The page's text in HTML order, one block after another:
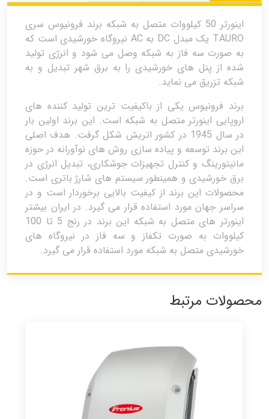
اینورتر 50 کیلووات متصل به شبکه برند فرونیوس سری
TAURO یک مبدل DC به AC نیروگاه خورشیدی است که
به صورت سه فاز به شبکه وصل می شود و انرژی تولید
شده از پنل های خورشیدی را به برق شهر تبدیل و به
شبکه تزریق می نماید.
برند فرونیوس یکی از باکیفیت ترین تولید کننده های
اروپایی اینورتر متصل به شبکه است. این برند اولین بار
در سال 1945 در کشور اتریش شکل گرفت. هدف اصلی
این برند توسعه و پیاده سازی روش های نوآورانه در حوزه
مانیتورینگ و کنترل تجهیزات جوشکاری، تبدیل انرژی در
برق خورشیدی و همینطور سیستم های شارژ باتری است.
محصولات این برند از کیفیت بالایی برخوردار است و در
سراسر جهان مورد استفاده قرار می گیرد. در ایران بیشتر
اینورتر های متصل به شبکه این برند در رنج 5 تا 100
کیلووات به صورت تکفاز و سه فاز در نیروگاه های
خورشیدی متصل به شبکه مورد استفاده قرار می گیرد.
محصولات مرتبط